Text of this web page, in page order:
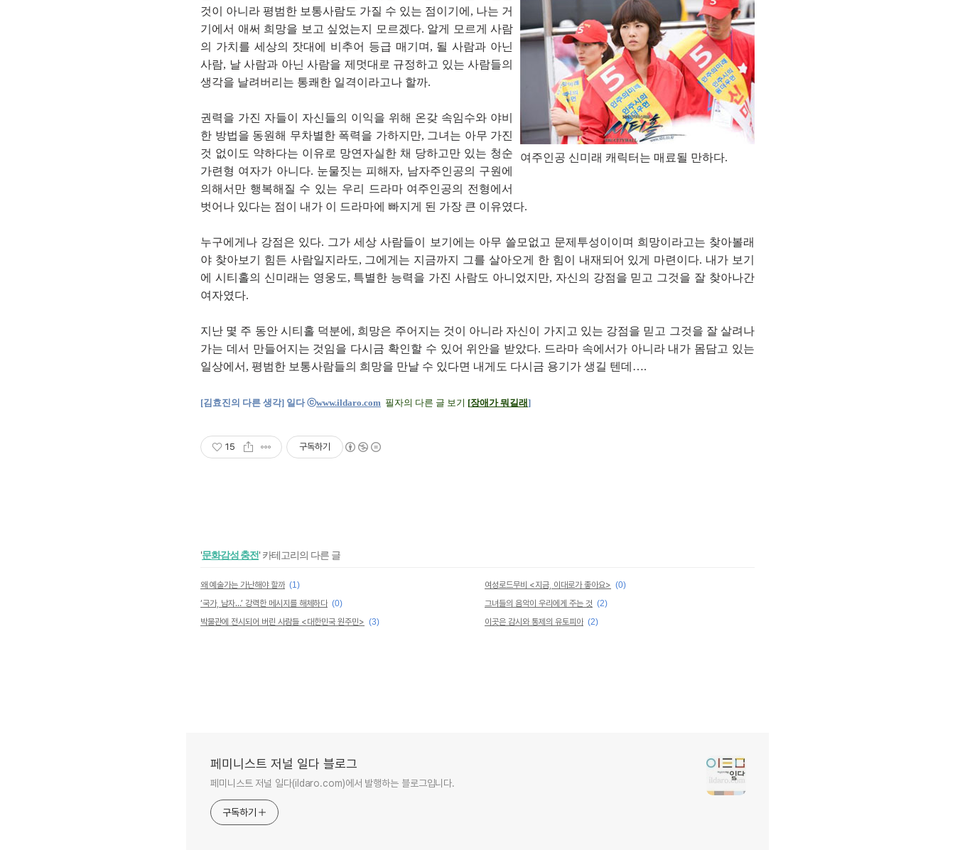
여주인공 신미래 캐릭터는 매료될 만하다.
것이 아니라 평범한 보통사람도 가질 수 있는 점이기에, 나는 거
기에서 애써 희망을 보고 싶었는지 모르겠다. 알게 모르게 사람
의 가치를 세상의 잣대에 비추어 등급 매기며, 될 사람과 아닌
사람, 날 사람과 아닌 사람을 제멋대로 규정하고 있는 사람들의
생각을 날려버리는 통쾌한 일격이라고나 할까.
권력을 가진 자들이 자신들의 이익을 위해 온갖 속임수와 야비
한 방법을 동원해 무차별한 폭력을 가하지만, 그녀는 아무 가진
것 없이도 약하다는 이유로 망연자실한 채 당하고만 있는 청순
가련형 여자가 아니다. 눈물짓는 피해자, 남자주인공의 구원에
의해서만 행복해질 수 있는 우리 드라마 여주인공의 전형에서
벗어나 있다는 점이 내가 이 드라마에 빠지게 된 가장 큰 이유였다.
누구에게나 강점은 있다. 그가 세상 사람들이 보기에는 아무 쓸모없고 문제투성이이며 희망이라고는 찾아볼래
야 찾아보기 힘든 사람일지라도, 그에게는 지금까지 그를 살아오게 한 힘이 내재되어 있게 마련이다. 내가 보기
에 시티홀의 신미래는 영웅도, 특별한 능력을 가진 사람도 아니었지만, 자신의 강점을 믿고 그것을 잘 찾아나간
여자였다.
지난 몇 주 동안 시티홀 덕분에, 희망은 주어지는 것이 아니라 자신이 가지고 있는 강점을 믿고 그것을 잘 살려나
가는 데서 만들어지는 것임을 다시금 확인할 수 있어 위안을 받았다. 드라마 속에서가 아니라 내가 몸담고 있는
일상에서, 평범한 보통사람들의 희망을 만날 수 있다면 내게도 다시금 용기가 생길 텐데….
[김효진의 다른 생각] 일다 ⓒwww.ildaro.com 필자의 다른 글 보기 [장애가 뭐길래]
15 구독하기
'문화감성 충전' 카테고리의 다른 글
왜 예술가는 가난해야 할까 (1) 여성로드무비 <지금, 이대로가 좋아요> (0)
‘국가, 남자…’ 강력한 메시지를 해체하다 (0) 그녀들의 음악이 우리에게 주는 것 (2)
박물관에 전시되어 버린 사람들 <대한민국 원주민> (3) 이곳은 감시와 통제의 유토피아 (2)
페미니스트 저널 일다 블로그
페미니스트 저널 일다(ildaro.com)에서 발행하는 블로그입니다.
구독하기